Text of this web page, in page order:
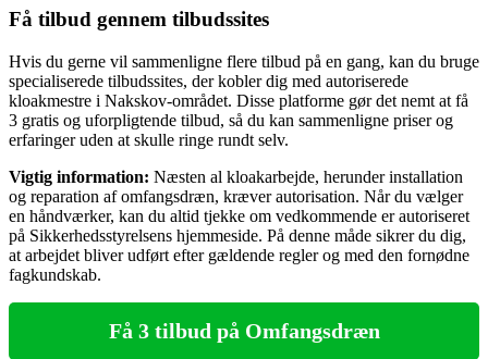
Få tilbud gennem tilbudssites
Hvis du gerne vil sammenligne flere tilbud på en gang, kan du bruge
specialiserede tilbudssites, der kobler dig med autoriserede
kloakmestre i Nakskov-området. Disse platforme gør det nemt at få
3 gratis og uforpligtende tilbud, så du kan sammenligne priser og
erfaringer uden at skulle ringe rundt selv.
Vigtig information: Næsten al kloakarbejde, herunder installation
og reparation af omfangsdræn, kræver autorisation. Når du vælger
en håndværker, kan du altid tjekke om vedkommende er autoriseret
på Sikkerhedsstyrelsens hjemmeside. På denne måde sikrer du dig,
at arbejdet bliver udført efter gældende regler og med den fornødne
fagkundskab.
Få 3 tilbud på Omfangsdræn